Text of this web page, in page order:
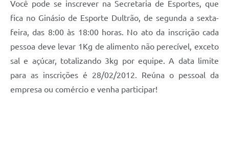
Você pode se inscrever na Secretaria de Esportes, que
fica no Ginásio de Esporte Dultrão, de segunda a sexta-
feira, das 8:00 às 18:00 horas. No ato da inscrição cada
pessoa deve levar 1Kg de alimento não perecível, exceto
sal e açúcar, totalizando 3kg por equipe. A data limite
para as inscrições é 28/02/2012. Reúna o pessoal da
empresa ou comércio e venha participar!